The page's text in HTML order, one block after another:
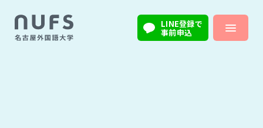
LINE登録で
事前申込